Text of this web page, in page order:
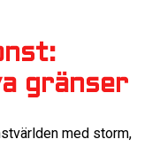
gränser
med storm,